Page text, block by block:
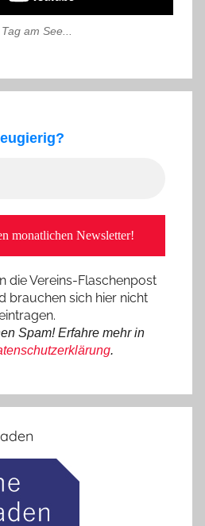
am See...
die Vereins-Flaschenpost
brauchen sich hier nicht
Spam! Erfahre mehr in
.